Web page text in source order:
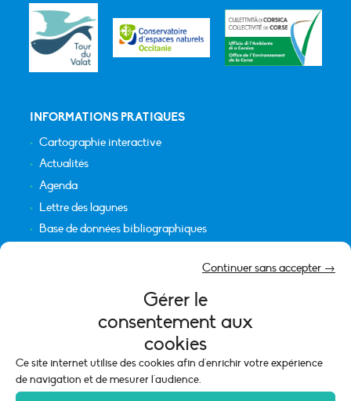
Gérer le
consentement aux
cookies
Ce site internet utilise des cookies afin d'enrichir votre expérience
de navigation et de mesurer l'audience.
Continuer sans accepter →
INFORMATIONS PRATIQUES
Cartographie interactive
Actualités
Agenda
Lettre des lagunes
Base de données bibliographiques
Mentions légales
Politique de cookies (UE)